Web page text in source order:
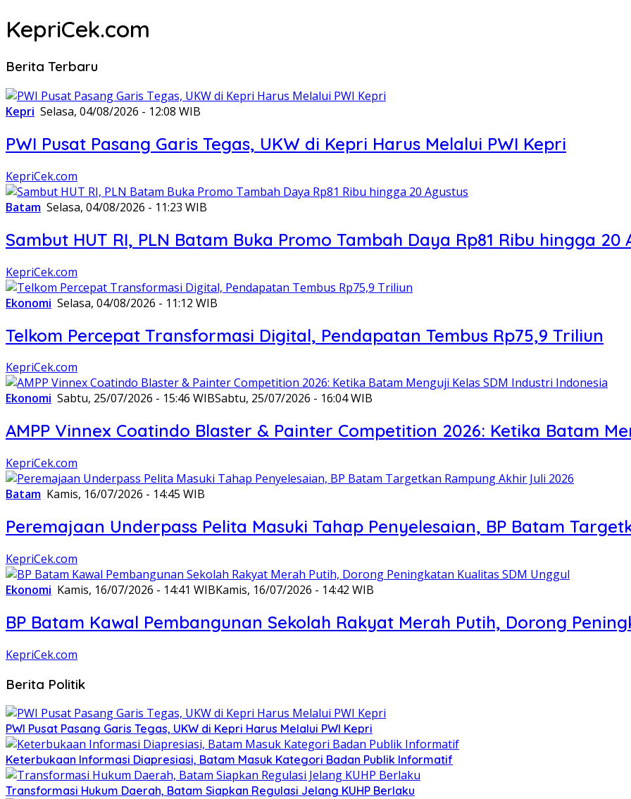
KepriCek.com
Berita Terbaru
Kepri Selasa, 04/08/2026 - 12:08 WIB
PWI Pusat Pasang Garis Tegas, UKW di Kepri Harus Melalui PWI Kepri
KepriCek.com
Batam Selasa, 04/08/2026 - 11:23 WIB
Sambut HUT RI, PLN Batam Buka Promo Tambah Daya Rp81 Ribu hingga 20
KepriCek.com
Ekonomi Selasa, 04/08/2026 - 11:12 WIB
Telkom Percepat Transformasi Digital, Pendapatan Tembus Rp75,9 Triliun
KepriCek.com
Ekonomi Sabtu, 25/07/2026 - 15:46 WIBSabtu, 25/07/2026 - 16:04 WIB
AMPP Vinnex Coatindo Blaster & Painter Competition 2026: Ketika Batam
KepriCek.com
Batam Kamis, 16/07/2026 - 14:45 WIB
Peremajaan Underpass Pelita Masuki Tahap Penyelesaian, BP Batam
KepriCek.com
Ekonomi Kamis, 16/07/2026 - 14:41 WIBKamis, 16/07/2026 - 14:42 WIB
BP Batam Kawal Pembangunan Sekolah Rakyat Merah Putih, Dorong
KepriCek.com
Berita Politik
PWI Pusat Pasang Garis Tegas, UKW di Kepri Harus Melalui PWI Kepri
Keterbukaan Informasi Diapresiasi, Batam Masuk Kategori Badan Publik Informatif
Transformasi Hukum Daerah, Batam Siapkan Regulasi Jelang KUHP Berlaku